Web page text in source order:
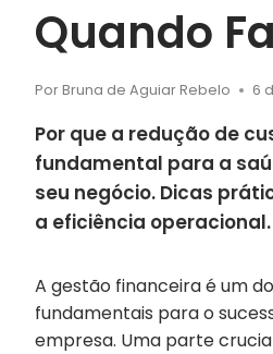
Quando
PorBruna de Aguiar Rebelo 6
Por que a redução de
fundamental para a
seu negócio. Dicas
a eficiência operacional.
A gestão financeira é um
fundamentais para o
empresa. Uma parte